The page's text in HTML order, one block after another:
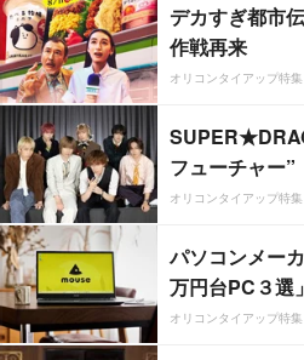
デカすぎ都市
作戦再来
オリコンタイアップ特集
フューチャー”
オリコンタイアップ特集
パソコンメー
万円台PC３選」
オリコンタイアップ特集